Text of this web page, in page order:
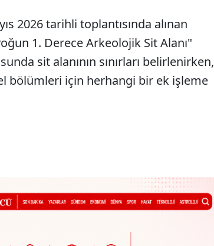
2026 tarihli toplantısında alınan
1. Derece Arkeolojik Sit Alanı"
sit alanının sınırları belirlenirken,
bölümleri için herhangi bir ek işleme